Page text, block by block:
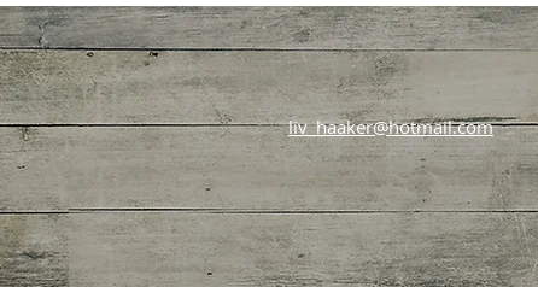
liv_haaker@hotmail.com